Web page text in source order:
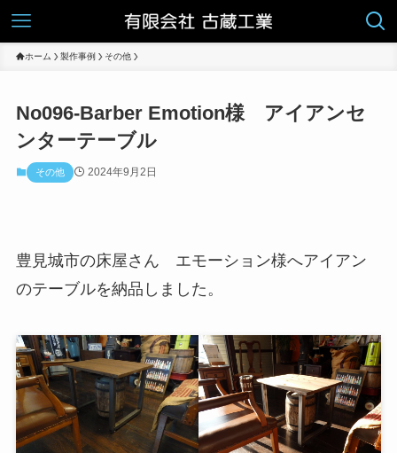
ホーム 製作事例 その他
No096-Barber Emotion様 アイアンセ
ンターテーブル
その他 2024年9月2日
豊見城市の床屋さん エモーション様へアイアン
のテーブルを納品しました。